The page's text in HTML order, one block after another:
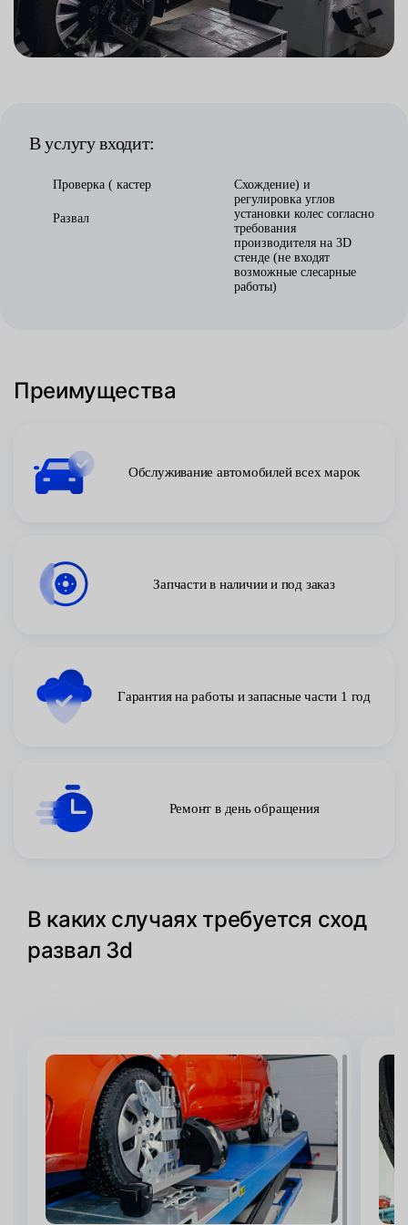
В услугу входит:
Проверка ( кастер
Развал
Схождение) и
регулировка углов
установки колес согласно
требования
производителя на 3D
стенде (не входят
возможные слесарные
работы)
Преимущества
Обслуживание автомобилей всех марок
Запчасти в наличии и под заказ
Гарантия на работы и запасные части 1 год
Ремонт в день обращения
В каких случаях требуется сход
развал 3d